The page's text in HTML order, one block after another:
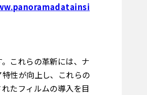
これらの革新には、ナ
性が向上し、これらの
たフィルムの導入を目